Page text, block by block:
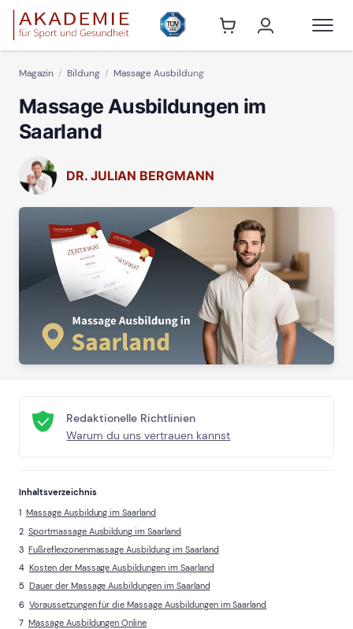
Magazin Bildung Massage Ausbildung
Massage Ausbildungen im
Saarland
DR. JULIAN BERGMANN
Redaktionelle Richtlinien
Warum du uns vertrauen kannst
Inhaltsverzeichnis
Massage Ausbildung im Saarland
Sportmassage Ausbildung im Saarland
Fußreflexzonenmassage Ausbildung im Saarland
Kosten der Massage Ausbildungen im Saarland
Dauer der Massage Ausbildungen im Saarland
Voraussetzungen für die Massage Ausbildungen im Saarland
Massage Ausbildungen Online